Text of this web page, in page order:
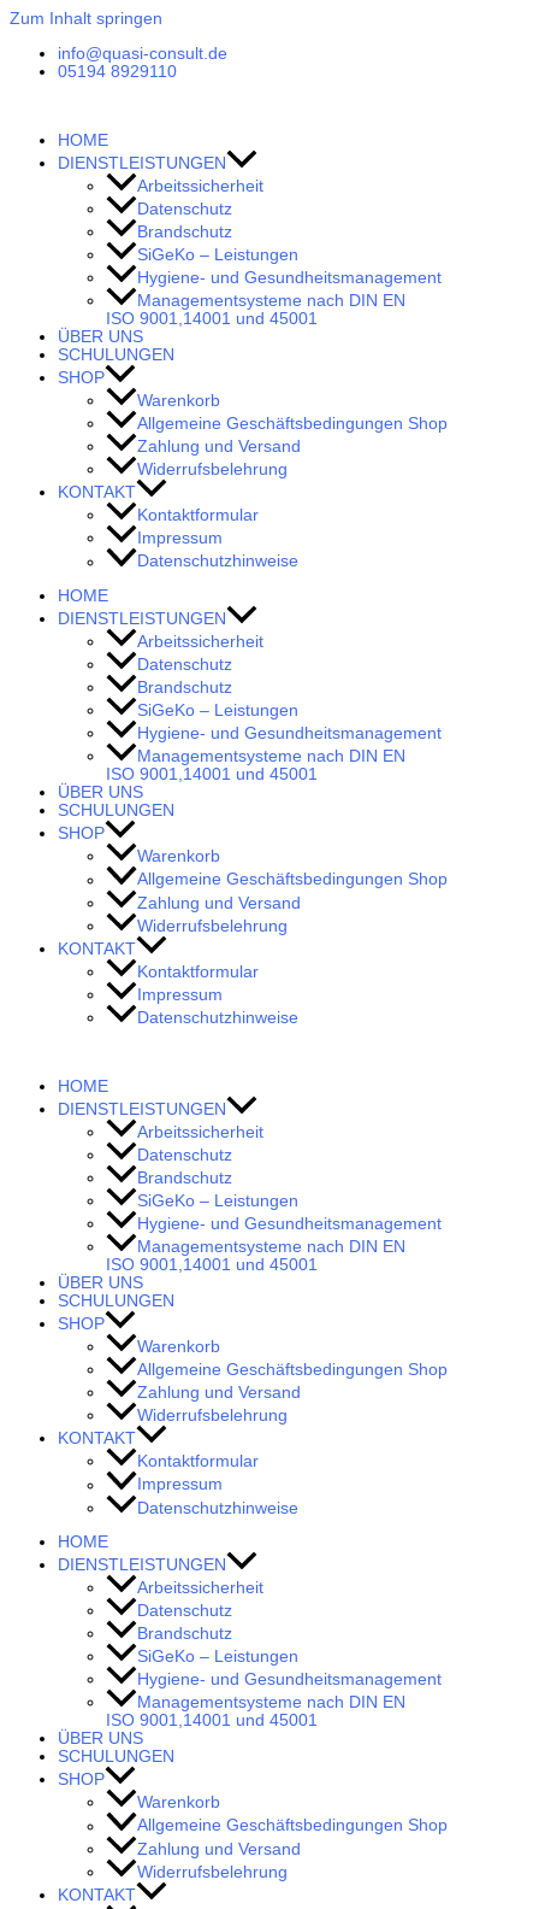
Zum Inhalt springen
info@quasi-consult.de
05194 8929110
HOME
DIENSTLEISTUNGEN
Arbeitssicherheit
Datenschutz
Brandschutz
SiGeKo – Leistungen
Hygiene- und Gesundheitsmanagement
Managementsysteme nach DIN EN
ISO 9001,14001 und 45001
ÜBER UNS
SCHULUNGEN
SHOP
Warenkorb
Allgemeine Geschäftsbedingungen Shop
Zahlung und Versand
Widerrufsbelehrung
KONTAKT
Kontaktformular
Impressum
Datenschutzhinweise
HOME
DIENSTLEISTUNGEN
Arbeitssicherheit
Datenschutz
Brandschutz
SiGeKo – Leistungen
Hygiene- und Gesundheitsmanagement
Managementsysteme nach DIN EN
ISO 9001,14001 und 45001
ÜBER UNS
SCHULUNGEN
SHOP
Warenkorb
Allgemeine Geschäftsbedingungen Shop
Zahlung und Versand
Widerrufsbelehrung
KONTAKT
Kontaktformular
Impressum
Datenschutzhinweise
HOME
DIENSTLEISTUNGEN
Arbeitssicherheit
Datenschutz
Brandschutz
SiGeKo – Leistungen
Hygiene- und Gesundheitsmanagement
Managementsysteme nach DIN EN
ISO 9001,14001 und 45001
ÜBER UNS
SCHULUNGEN
SHOP
Warenkorb
Allgemeine Geschäftsbedingungen Shop
Zahlung und Versand
Widerrufsbelehrung
KONTAKT
Kontaktformular
Impressum
Datenschutzhinweise
HOME
DIENSTLEISTUNGEN
Arbeitssicherheit
Datenschutz
Brandschutz
SiGeKo – Leistungen
Hygiene- und Gesundheitsmanagement
Managementsysteme nach DIN EN
ISO 9001,14001 und 45001
ÜBER UNS
SCHULUNGEN
SHOP
Warenkorb
Allgemeine Geschäftsbedingungen Shop
Zahlung und Versand
Widerrufsbelehrung
KONTAKT